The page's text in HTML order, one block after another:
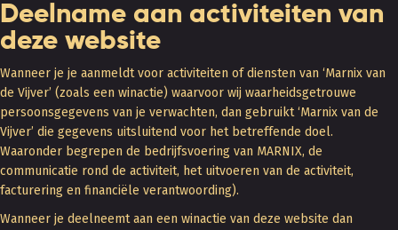
Deelname aan activiteiten van
deze website
Wanneer je je aanmeldt voor activiteiten of diensten van ‘Marnix van
de Vijver’ (zoals een winactie) waarvoor wij waarheidsgetrouwe
persoonsgegevens van je verwachten, dan gebruikt ‘Marnix van de
Vijver’ die gegevens uitsluitend voor het betreffende doel.
Waaronder begrepen de bedrijfsvoering van MARNIX, de
communicatie rond de activiteit, het uitvoeren van de activiteit,
facturering en financiële verantwoording).
Wanneer je deelneemt aan een winactie van deze website dan